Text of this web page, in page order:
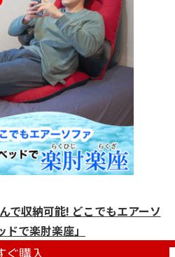
で収納可能! どこでもエアーソ
ドで楽肘楽座」